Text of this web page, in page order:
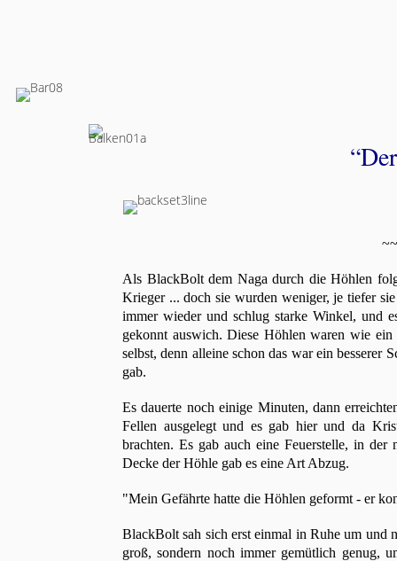
Als BlackBolt dem Naga durch die Höhlen
Krieger ... doch sie wurden weniger, je tiefer
immer wieder und schlug starke Winkel, und
gekonnt auswich. Diese Höhlen waren wie
selbst, denn alleine schon das war ein besserer
gab.
Es dauerte noch einige Minuten, dann
Fellen ausgelegt und es gab hier und da
brachten. Es gab auch eine Feuerstelle, in
Decke der Höhle gab es eine Art Abzug.
"Mein Gefährte hatte die Höhlen geformt - er
BlackBolt sah sich erst einmal in Ruhe um und
groß, sondern noch immer gemütlich genug,